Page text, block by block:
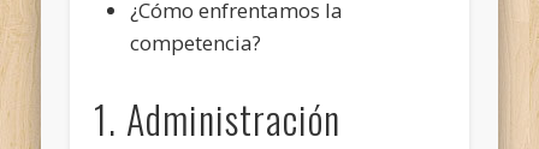
¿Cómo enfrentamos la
competencia?
1. Administración